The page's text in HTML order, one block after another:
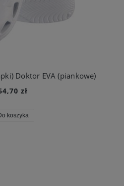
Doktor EVA (piankowe)
zł
koszyka